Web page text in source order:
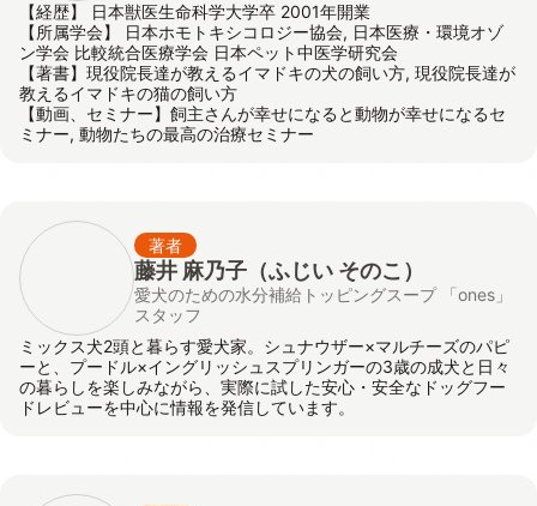
【経歴】 日本獣医生命科学大学卒 2001年開業
【所属学会】 日本ホモトキシコロジー協会, 日本医療・環境オゾ
ン学会 比較統合医療学会 日本ペット中医学研究会
【著書】現役院長達が教えるイマドキの犬の飼い方, 現役院長達が
教えるイマドキの猫の飼い方
【動画、セミナー】飼主さんが幸せになると動物が幸せになるセ
ミナー, 動物たちの最高の治療セミナー
著者
藤井 麻乃子（ふじい そのこ）
愛犬のための水分補給トッピングスープ 「ones」
スタッフ
ミックス犬2頭と暮らす愛犬家。シュナウザー×マルチーズのパピ
ーと、プードル×イングリッシュスプリンガーの3歳の成犬と日々
の暮らしを楽しみながら、実際に試した安心・安全なドッグフー
ドレビューを中心に情報を発信しています。